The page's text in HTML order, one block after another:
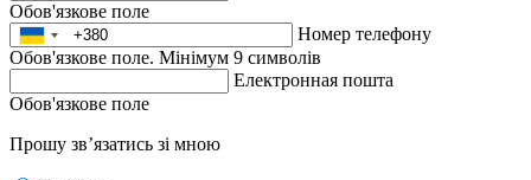
Обов'язкове поле
Номер телефону
Обов'язкове поле. Мінімум 9 символів
Електронная пошта
Обов'язкове поле
Прошу зв’язатись зі мною